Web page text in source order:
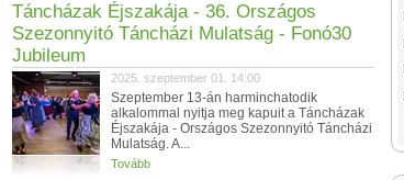
Táncházak Éjszakája - 36. Országos
Szezonnyitó Táncházi Mulatság - Fonó30
Jubileum
2025. szeptember 01. 14:00
Szeptember 13-án harminchatodik
alkalommal nyitja meg kapuit a Táncházak
Éjszakája - Országos Szezonnyitó Táncházi
Mulatság. A...
Tovább